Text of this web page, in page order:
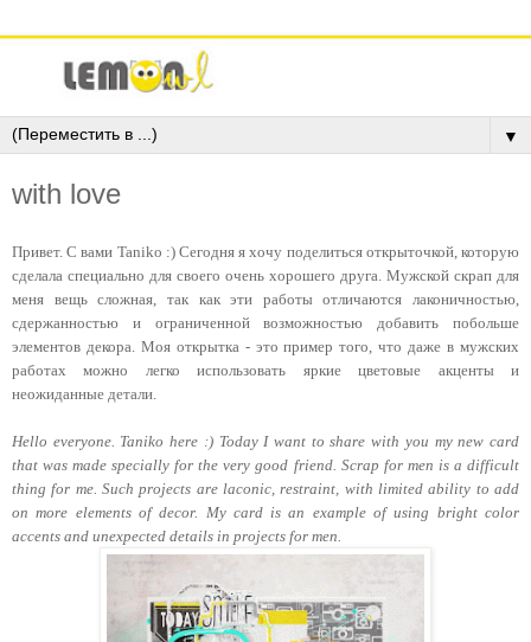
▼
with love
Привет. С вами Taniko :) Сегодня я хочу поделиться открыточкой, которую
сделала специально для своего очень хорошего друга. Мужской скрап для
меня вещь сложная, так как эти работы отличаются лаконичностью,
сдержанностью и ограниченной возможностью добавить побольше
элементов декора. Моя открытка - это пример того, что даже в мужских
работах можно легко использовать яркие цветовые акценты и
неожиданные детали.
Hello everyone. Taniko here :)Today I want to share with you my new card
that was made specially for the very good friend. Scrap for men is a difficult
thing for me. Such projects are laconic, restraint, with limited ability to add
on more elements of decor. My card is an example of using bright color
accents and unexpected details in projects for men.